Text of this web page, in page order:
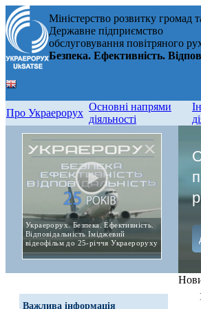
Міністерство розвитку громад
Державне підприємство
обслуговування повітряного
Безпека. Ефективність.
Про Украерорух
Основні напрями
діяльності
Украерорух. Безпека. Ефективність.
Відповідальність Іміджевий
відеофільм до 25-річчя Украероруху
Важлива інформація